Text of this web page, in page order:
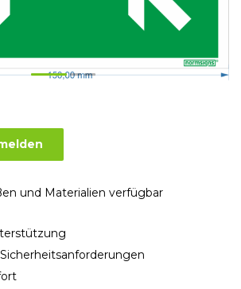
und Materialien verfügbar